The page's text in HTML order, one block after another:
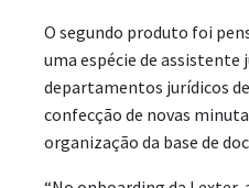
O segundo produto foi
uma espécie de assistente
departamentos jurídicos
confecção de novas
organização da base de